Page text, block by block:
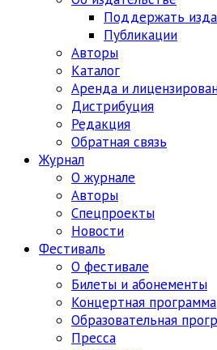
Поддержать
Публикации
Авторы
Каталог
Аренда и
Дистрибуция
Редакция
Обратная связь
Журнал
О журнале
Авторы
Спецпроекты
Новости
Фестиваль
О фестивале
Билеты и абонементы
Концертная программа
Образовательная
Пресса